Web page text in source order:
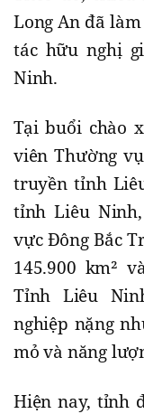
Long An đã
tác hữu nghị
Ninh.
Tại buổi chào
viên Thường
truyền tỉnh
tỉnh Liêu
vực Đông Bắc
145.900 km²
Tỉnh Liêu
nghiệp nặng
mỏ và năng
Hiện nay, tỉnh